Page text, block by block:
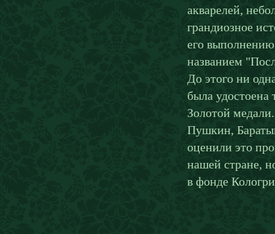
акварелей,
грандиозное
его
названием
До этого ни
была
Золотой
Пушкин,
оценили это
нашей стране,
в фонде